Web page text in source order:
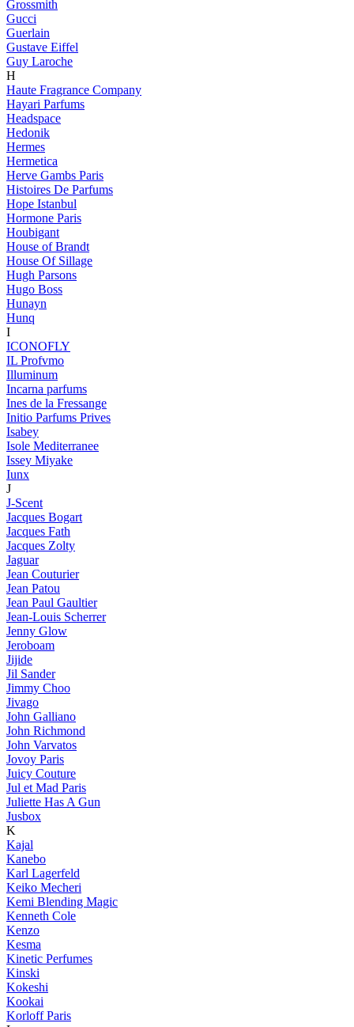
Grossmith
Gucci
Guerlain
Gustave Eiffel
Guy Laroche
H
Haute Fragrance Company
Hayari Parfums
Headspace
Hedonik
Hermes
Hermetica
Herve Gambs Paris
Histoires De Parfums
Hope Istanbul
Hormone Paris
Houbigant
House of Brandt
House Of Sillage
Hugh Parsons
Hugo Boss
Hunayn
Hunq
I
ICONOFLY
IL Profvmo
Illuminum
Incarna parfums
Ines de la Fressange
Initio Parfums Prives
Isabey
Isole Mediterranee
Issey Miyake
Iunx
J
J-Scent
Jacques Bogart
Jacques Fath
Jacques Zolty
Jaguar
Jean Couturier
Jean Patou
Jean Paul Gaultier
Jean-Louis Scherrer
Jenny Glow
Jeroboam
Jijide
Jil Sander
Jimmy Choo
Jivago
John Galliano
John Richmond
John Varvatos
Jovoy Paris
Juicy Couture
Jul et Mad Paris
Juliette Has A Gun
Jusbox
K
Kajal
Kanebo
Karl Lagerfeld
Keiko Mecheri
Kemi Blending Magic
Kenneth Cole
Kenzo
Kesma
Kinetic Perfumes
Kinski
Kokeshi
Kookai
Korloff Paris